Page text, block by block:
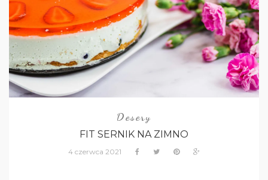
Desery
FIT SERNIK NA ZIMNO
4 czerwca 2021